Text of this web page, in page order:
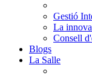
Gestió
La
Consell
Blogs
La Salle